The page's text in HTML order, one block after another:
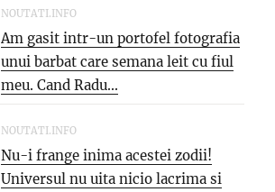
NOUTATI.INFO
Am gasit intr-un portofel fotografia
unui barbat care semana leit cu fiul
meu. Cand Radu...
NOUTATI.INFO
Nu-i frange inima acestei zodii!
Universul nu uita nicio lacrima si